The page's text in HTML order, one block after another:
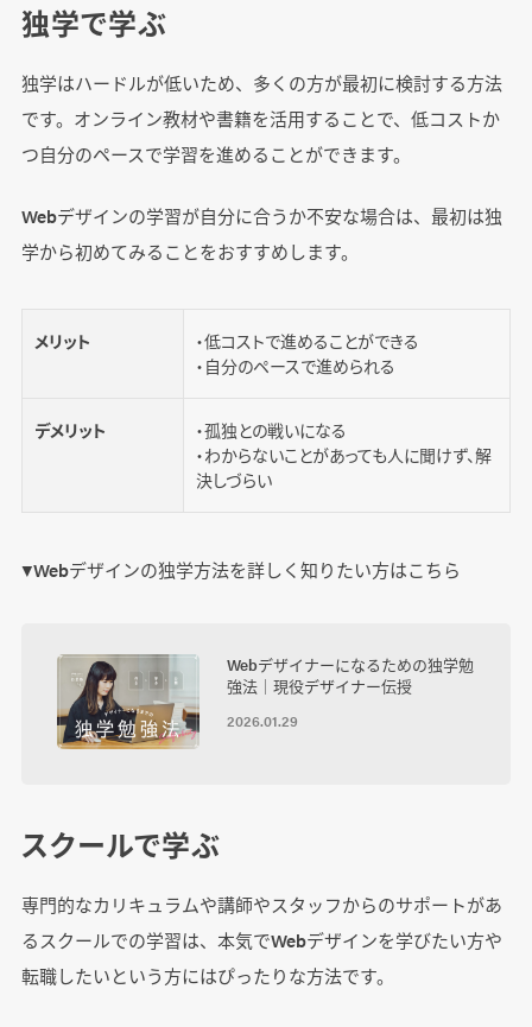
独学で学ぶ
独学はハードルが低いため、多くの方が最初に検討する方法
です。オンライン教材や書籍を活用することで、低コストか
つ自分のペースで学習を進めることができます。
Webデザインの学習が自分に合うか不安な場合は、最初は独
学から初めてみることをおすすめします。
メリット
・低コストで進めることができる
・自分のペースで進められる
デメリット
・孤独との戦いになる
・わからないことがあっても人に聞けず、解
決しづらい
▼Webデザインの独学方法を詳しく知りたい方はこちら
Webデザイナーになるための独学勉
強法｜現役デザイナー伝授
2026.01.29
スクールで学ぶ
専門的なカリキュラムや講師やスタッフからのサポートがあ
るスクールでの学習は、本気でWebデザインを学びたい方や
転職したいという方にはぴったりな方法です。